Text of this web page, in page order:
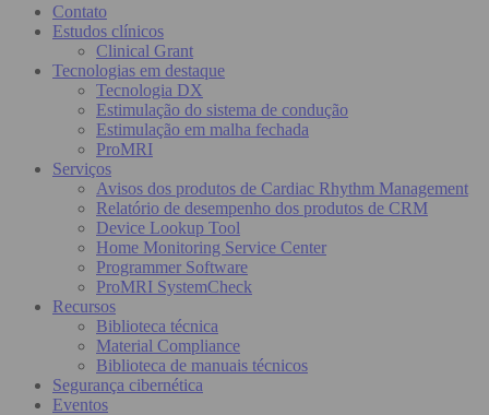
Contato
Estudos clínicos
Clinical Grant
Tecnologias em destaque
Tecnologia DX
Estimulação do sistema de condução
Estimulação em malha fechada
ProMRI
Serviços
Avisos dos produtos de Cardiac Rhythm Management
Relatório de desempenho dos produtos de CRM
Device Lookup Tool
Home Monitoring Service Center
Programmer Software
ProMRI SystemCheck
Recursos
Biblioteca técnica
Material Compliance
Biblioteca de manuais técnicos
Segurança cibernética
Eventos